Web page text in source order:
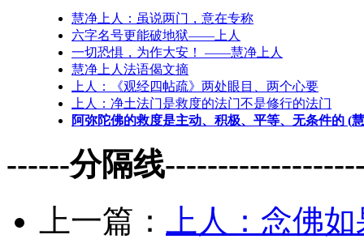
慧净上人：虽说两门，意在专称
六字名号更能破地狱——上人
一切恐惧，为作大安！ ——慧净上人
慧净上人法语偈文摘
上人：《观经四帖疏》两处眼目、两个心要
上人：净土法门是救度的法门不是修行的法门
阿弥陀佛的救度是主动、积极、平等、无条件的 (
------分隔线
上一篇：
上人：念佛